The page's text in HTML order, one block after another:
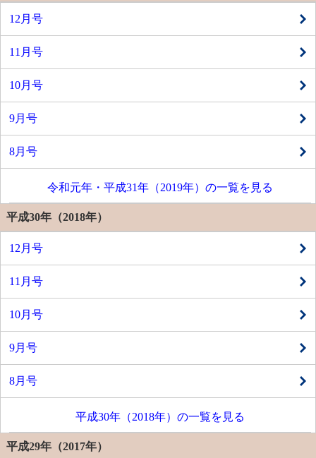
12月号
11月号
10月号
9月号
8月号
令和元年・平成31年（2019年）の一覧を見る
平成30年（2018年）
12月号
11月号
10月号
9月号
8月号
平成30年（2018年）の一覧を見る
平成29年（2017年）